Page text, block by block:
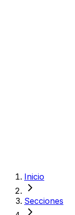
Inicio
Secciones